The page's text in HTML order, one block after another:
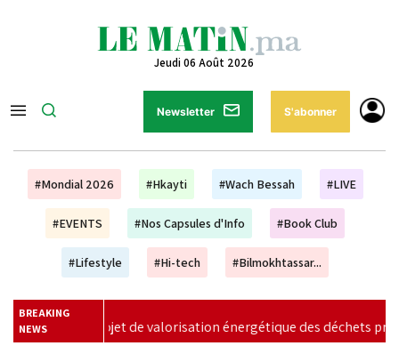
Jeudi 06 Août 2026
Newsletter S'abonner
#Mondial 2026 #Hkayti #Wach Bessah #LIVE
#EVENTS #Nos Capsules d'Info #Book Club
#Lifestyle #Hi-tech #Bilmokhtassar...
BREAKING
NEWSde valorisation énergétique des déchets prend forme à